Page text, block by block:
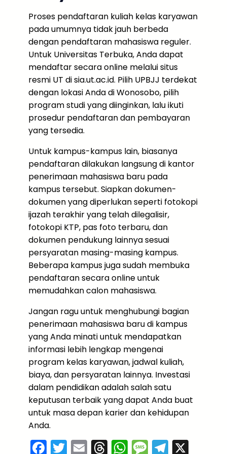
Proses pendaftaran kuliah kelas karyawan
pada umumnya tidak jauh berbeda
dengan pendaftaran mahasiswa reguler.
Untuk Universitas Terbuka, Anda dapat
mendaftar secara online melalui situs
resmi UT di sia.ut.ac.id. Pilih UPBJJ terdekat
dengan lokasi Anda di Wonosobo, pilih
program studi yang diinginkan, lalu ikuti
prosedur pendaftaran dan pembayaran
yang tersedia.
Untuk kampus-kampus lain, biasanya
pendaftaran dilakukan langsung di kantor
penerimaan mahasiswa baru pada
kampus tersebut. Siapkan dokumen-
dokumen yang diperlukan seperti fotokopi
ijazah terakhir yang telah dilegalisir,
fotokopi KTP, pas foto terbaru, dan
dokumen pendukung lainnya sesuai
persyaratan masing-masing kampus.
Beberapa kampus juga sudah membuka
pendaftaran secara online untuk
memudahkan calon mahasiswa.
Jangan ragu untuk menghubungi bagian
penerimaan mahasiswa baru di kampus
yang Anda minati untuk mendapatkan
informasi lebih lengkap mengenai
program kelas karyawan, jadwal kuliah,
biaya, dan persyaratan lainnya. Investasi
dalam pendidikan adalah salah satu
keputusan terbaik yang dapat Anda buat
untuk masa depan karier dan kehidupan
Anda.
F T E T W M T